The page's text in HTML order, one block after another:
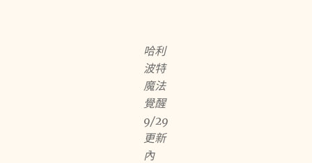
哈利
波特
魔法
覺醒
9/29
更新
內